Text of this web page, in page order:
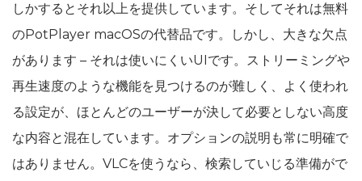
しかするとそれ以上を提供しています。そしてそれは無料
のPotPlayer macOSの代替品です。しかし、大きな欠点
があります – それは使いにくいUIです。ストリーミングや
再生速度のような機能を見つけるのが難しく、よく使われ
る設定が、ほとんどのユーザーが決して必要としない高度
な内容と混在しています。オプションの説明も常に明確で
はありません。VLCを使うなら、検索していじる準備がで